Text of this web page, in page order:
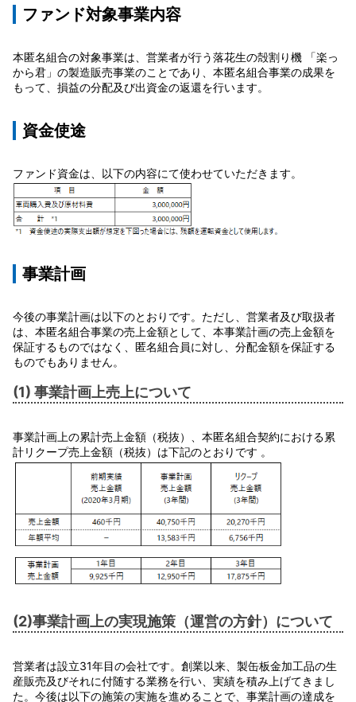
ファンド対象事業内容
本匿名組合の対象事業は、営業者が行う落花生の殻割り機 「楽っ
から君」の製造販売事業のことであり、本匿名組合事業の成果を
もって、損益の分配及び出資金の返還を行います。
資金使途
ファンド資金は、以下の内容にて使わせていただきます。
事業計画
今後の事業計画は以下のとおりです。ただし、営業者及び取扱者
は、本匿名組合事業の売上金額として、本事業計画の売上金額を
保証するものではなく、匿名組合員に対し、分配金額を保証する
ものでもありません。
(1) 事業計画上売上について
事業計画上の累計売上金額（税抜）、本匿名組合契約における累
計リクープ売上金額（税抜）は下記のとおりです 。
(2)事業計画上の実現施策（運営の方針）について
営業者は設立31年目の会社です。創業以来、製缶板金加工品の生
産販売及びそれに付随する業務を行い、実績を積み上げてきまし
た。今後は以下の施策の実施を進めることで、事業計画の達成を